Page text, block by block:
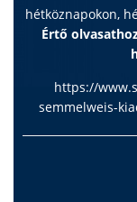
hétköznapokon,
Értő
https://
semmelweis-